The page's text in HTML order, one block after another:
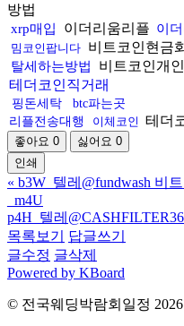
방법
xrp매입 이더리움리플 이
밈코인팝니다 비트코인현금
탈세하는방법
비트코인개
테더코인직거래
핑돈세탁
btc파는곳
리플전송대행
이체코인 테더
좋아요 0 싫어요 0
인쇄
« b3W_텔레@fundwash 비
_m4U
p4H_텔레
목록보기
답글쓰기
글수정 글삭제
Powered by KBoard
© 전국웨딩박람회일정